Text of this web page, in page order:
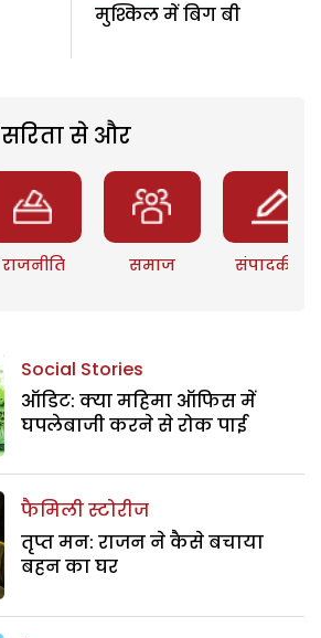
मुश्किल में बिग बी
सरिता से और
राजनीति समाज संपादकीय
Social Stories
ऑडिट: क्या महिमा ऑफिस में
घपलेबाजी करने से रोक पाई
फैमिली स्टोरीज
तृप्त मन: राजन ने कैसे बचाया
बहन का घर